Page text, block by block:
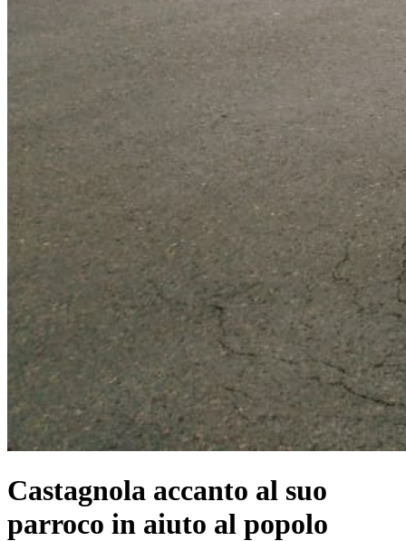
Castagnola accanto al suo
parroco in aiuto al popolo